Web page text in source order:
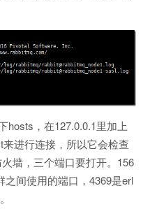
hosts，在127.0.0.1里加上
进行连接，所以它会检查
墙，三个端口要打开。156
之间使用的端口，4369是erl